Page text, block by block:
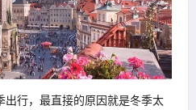
行，最直接的原因就是冬季太